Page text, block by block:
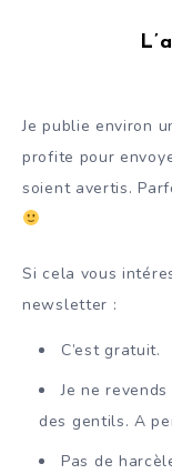
Je publie environ
profite pour
soient avertis.
Si cela vous
newsletter :
C’est gratuit.
Je ne
des gentils. A
Pas de